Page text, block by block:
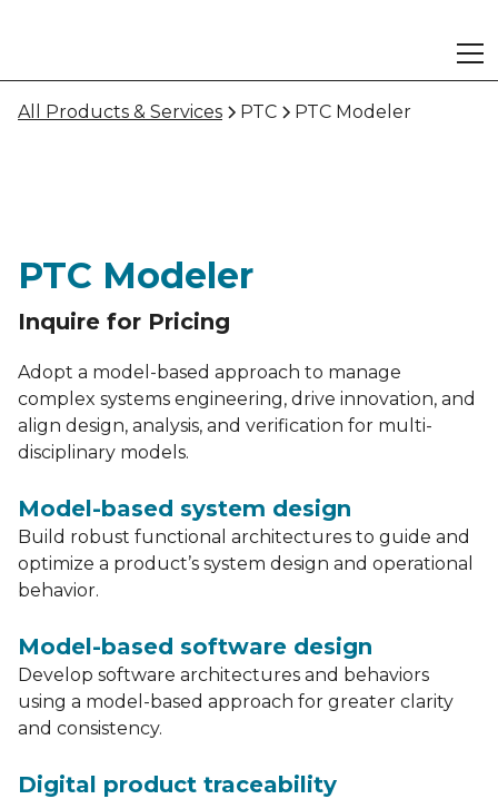
All Products & Services PTC PTC Modeler
PTC Modeler
Inquire for Pricing
Adopt a model-based approach to manage
complex systems engineering, drive innovation, and
align design, analysis, and verification for multi-
disciplinary models.
Model-based system design
Build robust functional architectures to guide and
optimize a product’s system design and operational
behavior.
Model-based software design
Develop software architectures and behaviors
using a model-based approach for greater clarity
and consistency.
Digital product traceability